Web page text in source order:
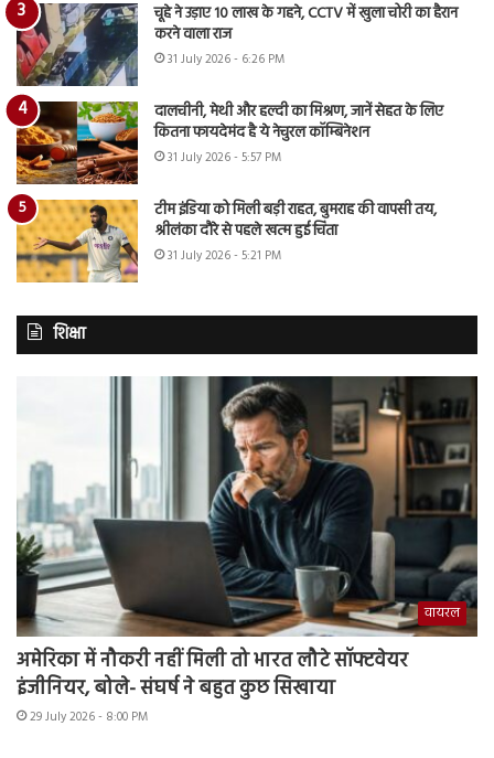
चूहे ने उड़ाए 10 लाख के गहने, CCTV में खुला चोरी का हैरान
करने वाला राज
31 July 2026 - 6:26 PM
दालचीनी, मेथी और हल्दी का मिश्रण, जानें सेहत के लिए
कितना फायदेमंद है ये नेचुरल कॉम्बिनेशन
31 July 2026 - 5:57 PM
टीम इंडिया को मिली बड़ी राहत, बुमराह की वापसी तय,
श्रीलंका दौरे से पहले खत्म हुई चिंता
31 July 2026 - 5:21 PM
शिक्षा
वायरल
अमेरिका में नौकरी नहीं मिली तो भारत लौटे सॉफ्टवेयर
इंजीनियर, बोले- संघर्ष ने बहुत कुछ सिखाया
29 July 2026 - 8:00 PM